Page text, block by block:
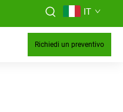
IT
Richiedi un preventivo